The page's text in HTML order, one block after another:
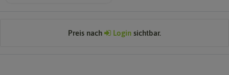
Preis nach Login sichtbar.